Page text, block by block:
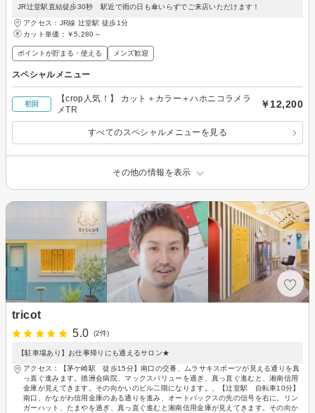
JR辻堂駅直結徒歩30秒 駅近で雨の日も傘いらずでご来店いただけます！
アクセス：JR線 辻堂駅 徒歩1分
カット単価： ￥5,280～
ポイントが貯まる・使える メンズ歓迎
スペシャルメニュー
初回
【crop人気！】 カット＋カラー＋ハホニコラメラ
メTR
￥12,200
すべてのスペシャルメニューを見る
その他の情報を表示
tricot
5.0
(2件)
【駐車場あり】お仕事帰りにも通えるサロン★
アクセス：【茅ケ崎駅 徒歩15分】南口の交番、ムラサキスポーツが見える通りを真
っ直ぐ進みます。徳洲会病院、マックスバリューを過ぎ、真っ直ぐ進むと、湘南信用
金庫が見えてきます。その向かいのビル二階になります。、【辻堂駅 自転車10分】
南口、かながわ信用金庫のある通りを進み、オートバックスの先の信号を右に。リン
ガーハット、たまやを過ぎ、真っ直ぐ進むと湘南信用金庫が見えてきます。その向か